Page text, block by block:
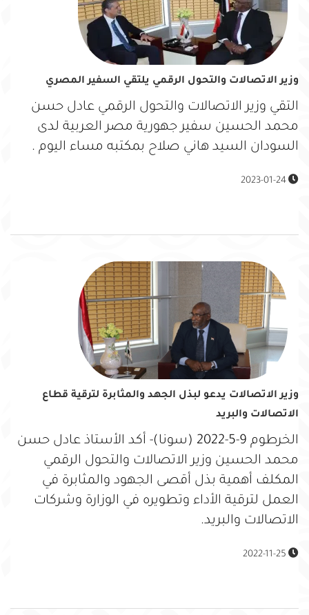
وزير الاتصالات والتحول الرقمي يلتقي السفير المصري
التقي وزير الاتصالات والتحول الرقمي عادل حسن
محمد الحسين سفير جهورية مصر العربية لدى
السودان السيد هاني صلاح بمكتبه مساء اليوم .
وزير الاتصالات يدعو لبذل الجهد والمثابرة لترقية قطاع
الاتصالات والبريد
الخرطوم 9-5-2022 (سونا)- أكد الأستاذ عادل حسن
محمد الحسين وزير الاتصالات والتحول الرقمي
المكلف أهمية بذل أقصى الجهود والمثابرة في
العمل لترقية الأداء وتطويره في الوزارة وشركات
الاتصالات والبريد.